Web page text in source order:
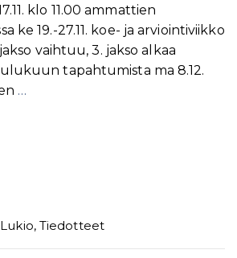
klo 11.00 ammattien
ke 19.-27.11. koe- ja arviointiviikko
jakso vaihtuu, 3. jakso alkaa
tapahtumista ma 8.12.
…
Lukio, Tiedotteet